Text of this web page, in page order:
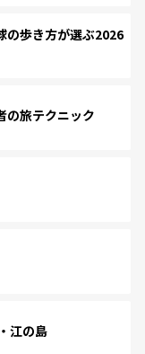
の歩き方が選ぶ2026
の旅テクニック
江の島